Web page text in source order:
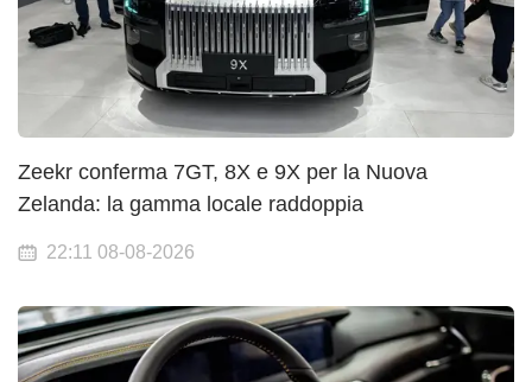
Zeekr conferma 7GT, 8X e 9X per la Nuova
Zelanda: la gamma locale raddoppia
22:11 08-08-2026